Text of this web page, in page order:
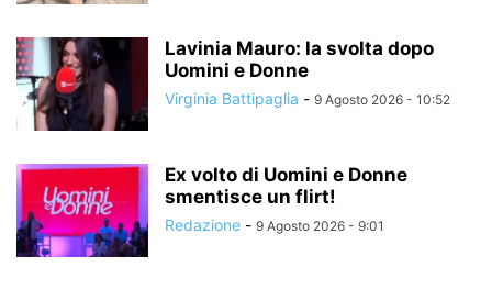
Lavinia Mauro: la svolta dopo
Uomini e Donne
Virginia Battipaglia - 9 Agosto 2026 - 10:52
Ex volto di Uomini e Donne
smentisce un flirt!
Redazione - 9 Agosto 2026 - 9:01